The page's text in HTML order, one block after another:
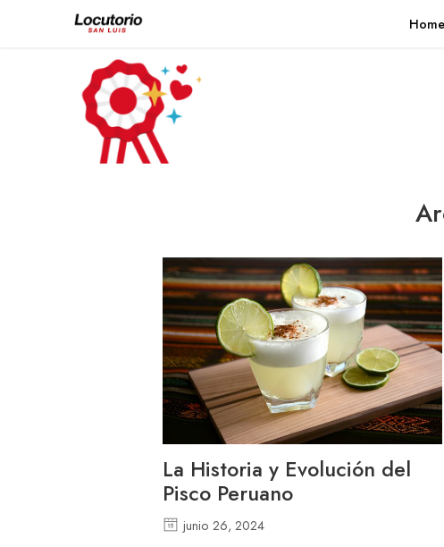
Home
La Historia y Evolución del
Pisco Peruano
junio 26, 2024